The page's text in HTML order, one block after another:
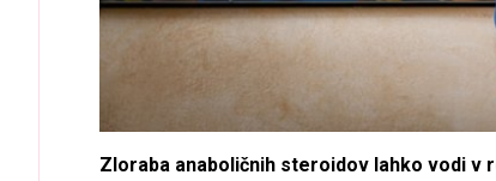
Zloraba anaboličnih steroidov lahko vodi